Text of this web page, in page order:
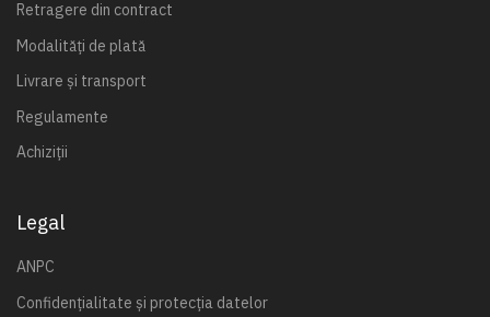
Retragere din contract
Modalități de plată
Livrare și transport
Regulamente
Achiziții
Legal
ANPC
Confidențialitate și protecția datelor